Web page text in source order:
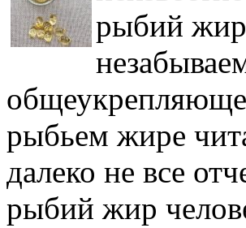
рыбий
рыбьем жире
далеко не все
рыбий жир